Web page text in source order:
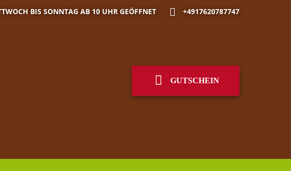
BIS SONNTAG AB 10 UHR GEÖFFNET +4917620787747
GUTSCHEIN